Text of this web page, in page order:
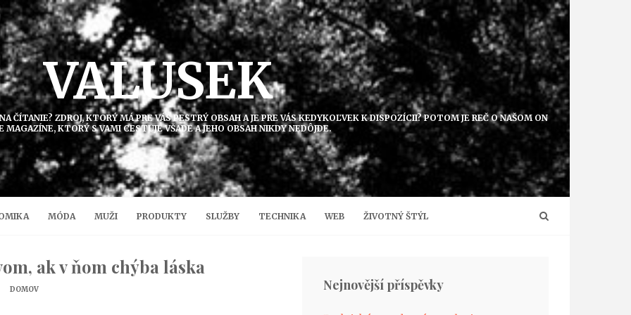
VALUSEK
ČÍTANIE? ZDROJ, KTORÝ MÁ PRE VÁS PESTRÝ OBSAH A JE PRE VÁS KEDYKOĽVEK K DISPOZÍCII? POTOM JE REČ O NAŠOM ON
MAGAZÍNE, KTORÝ S VAMI CESTUJE VŠADE A JEHO OBSAH NIKDY NEDÔJDE.
MÓDA MUŽI PRODUKTY SLUŽBY TECHNIKA WEB ŽIVOTNÝ ŠTÝL
ak v ňom chýba láska
DOMOV Nejnovější příspěvky